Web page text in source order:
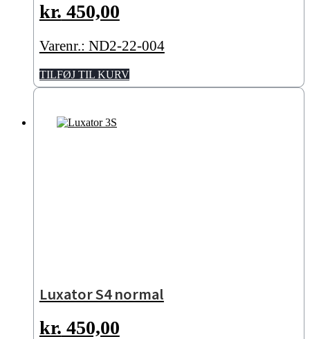
kr. 450,00
Varenr.: ND2-22-004
TILFØJ TIL KURV
Luxator S4 normal
kr. 450,00